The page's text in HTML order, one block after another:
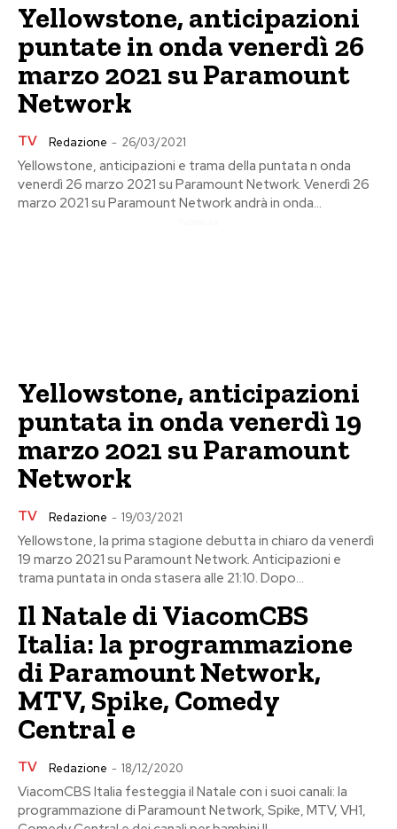
Yellowstone, anticipazioni
puntate in onda venerdì 26
marzo 2021 su Paramount
Network
TV Redazione - 26/03/2021
Yellowstone, anticipazioni e trama della puntata n onda
venerdì 26 marzo 2021 su Paramount Network. Venerdì 26
marzo 2021 su Paramount Network andrà in onda...
Yellowstone, anticipazioni
puntata in onda venerdì 19
marzo 2021 su Paramount
Network
TV Redazione - 19/03/2021
Yellowstone, la prima stagione debutta in chiaro da venerdì
19 marzo 2021 su Paramount Network. Anticipazioni e
trama puntata in onda stasera alle 21:10. Dopo...
Il Natale di ViacomCBS
Italia: la programmazione
di Paramount Network,
MTV, Spike, Comedy
Central e
TV Redazione - 18/12/2020
ViacomCBS Italia festeggia il Natale con i suoi canali: la
programmazione di Paramount Network, Spike, MTV, VH1,